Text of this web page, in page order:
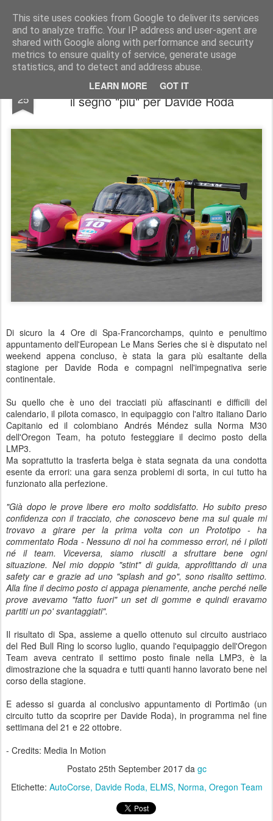
This site uses cookies from Google to deliver its services
and to analyze traffic. Your IP address and user-agent are
shared with Google along with performance and security
metrics to ensure quality of service, generate usage
statistics, and to detect and address abuse.
LEARN MORE GOT IT
AutoMotoCorse. Motorsport Random News 280912
25
ELMS - 4 Ore di Spa-Francorchamps con
il segno "più" per Davide Roda
Di sicuro la 4 Ore di Spa-Francorchamps, quinto e penultimo
appuntamento dell'European Le Mans Series che si è disputato nel
weekend appena concluso, è stata la gara più esaltante della
stagione per Davide Roda e compagni nell'impegnativa serie
continentale.
Su quello che è uno dei tracciati più affascinanti e difficili del
calendario, il pilota comasco, in equipaggio con l'altro italiano Dario
Capitanio ed il colombiano Andrés Méndez sulla Norma M30
dell'Oregon Team, ha potuto festeggiare il decimo posto della
LMP3.
Ma soprattutto la trasferta belga è stata segnata da una condotta
esente da errori: una gara senza problemi di sorta, in cui tutto ha
funzionato alla perfezione.
"Già dopo le prove libere ero molto soddisfatto. Ho subito preso
confidenza con il tracciato, che conoscevo bene ma sul quale mi
trovavo a girare per la prima volta con un Prototipo - ha
commentato Roda - Nessuno di noi ha commesso errori, né i piloti
né il team. Viceversa, siamo riusciti a sfruttare bene ogni
situazione. Nel mio doppio "stint" di guida, approfittando di una
safety car e grazie ad uno "splash and go", sono risalito settimo.
Alla fine il decimo posto ci appaga pienamente, anche perché nelle
prove avevamo "fatto fuori" un set di gomme e quindi eravamo
partiti un po' svantaggiati".
Il risultato di Spa, assieme a quello ottenuto sul circuito austriaco
del Red Bull Ring lo scorso luglio, quando l'equipaggio dell'Oregon
Team aveva centrato il settimo posto finale nella LMP3, è la
dimostrazione che la squadra e tutti quanti hanno lavorato bene nel
corso della stagione.
E adesso si guarda al conclusivo appuntamento di Portimão (un
circuito tutto da scoprire per Davide Roda), in programma nel fine
settimana del 21 e 22 ottobre.
- Credits: Media In Motion
Postato 25th September 2017da gc
Etichette: AutoCorse Davide Roda ELMS Norma Oregon Team